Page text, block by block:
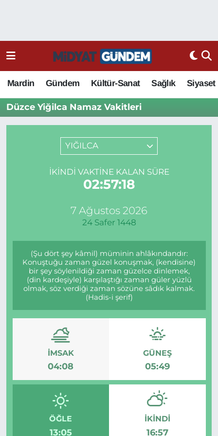
Mardin Gündem Kültür-Sanat Sağlık Siyaset
Düzce Yiğilca Namaz Vakitleri
YIĞILCA
İKINDI VAKTINE KALAN SÜRE
02:57:18
7 Ağustos 2026
24 Safer 1448
(Şu dört şey kâmil) müminin ahlâkındandır:
Konuştuğu zaman güzel konuşmak, (kendisine)
bir şey söylenildiği zaman güzelce dinlemek,
(din kardeşiyle) karşılaştığı zaman güler yüzlü
olmak, söz verdiği zaman sözüne sâdık kalmak.
(Hadis-i şerif)
İMSAK
04:08
GÜNEŞ
05:49
ÖĞLE
13:05
İKINDI
16:57